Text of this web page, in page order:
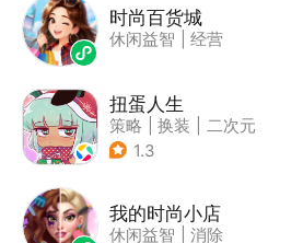
时尚百货城
休闲益智 经营
扭蛋人生
策略 换装
二次元
| 休闲益智
1.3
我的时尚小店
休闲益智 消除